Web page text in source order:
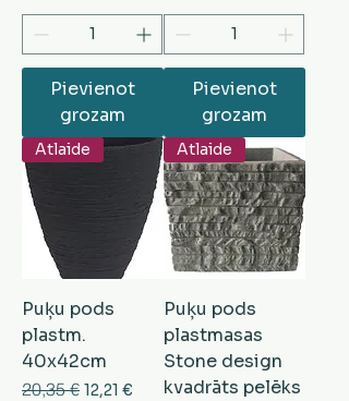
Pievienot
grozam
Pievienot
grozam
Atlaide
Puķu pods
plastm.
40x42cm
Parastā cena
20,35 € Izpārdošanas cena
12,21 €
Atlaide
Puķu pods
plastmasas
Stone design
kvadrāts pelēks